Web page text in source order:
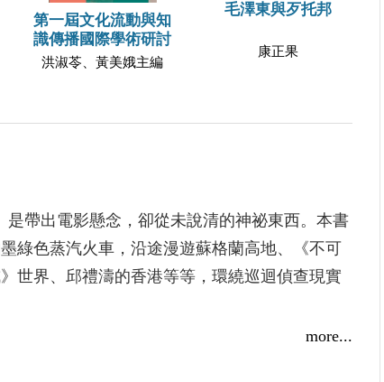
第一屆文化流動與知
識傳播國際學術研討
洪淑苓、黃美娥主編
毛澤東與歹托邦
康正果
帶出電影懸念，卻從未說清的神祕東西。本書
綠色蒸汽火車，沿途漫遊蘇格蘭高地、《不可
世界、邱禮濤的香港等等，環繞巡迴偵查現實
題材具有魔力。當電影是每秒24格的真理，
more...